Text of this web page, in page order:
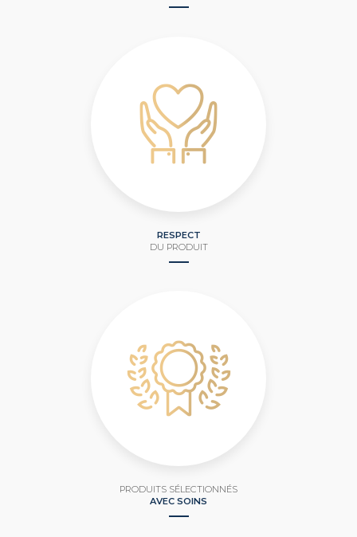
RESPECT
DU PRODUIT
PRODUITS SÉLECTIONNÉS
AVEC SOINS